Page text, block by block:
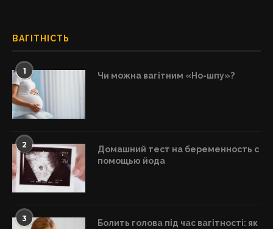
ВАГІТНІСТЬ
1 Чи можна вагітним «Но-шпу»?
2
Домашний тест на беременность с
помощью йода
3
Болить голова під час вагітності: як